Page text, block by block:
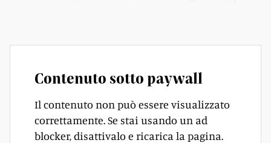
Contenuto sotto paywall
Il contenuto non può essere visualizzato
correttamente. Se stai usando un ad
blocker, disattivalo e ricarica la pagina.